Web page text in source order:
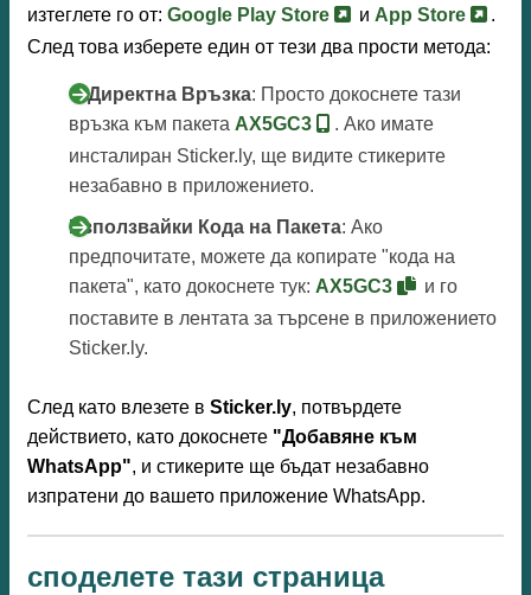
изтеглете го от: Google Play Store и App Store
.
След това изберете един от тези два прости метода:
С Директна Връзка: Просто докоснете тази
връзка към пакета AX5GC3
. Ако имате
инсталиран Sticker.ly, ще видите стикерите
незабавно в приложението.
Използвайки Кода на Пакета: Ако
предпочитате, можете да копирате "кода на
пакета", като докоснете тук: AX5GC3
и го
поставите в лентата за търсене в приложението
Sticker.ly.
След като влезете в Sticker.ly, потвърдете
действието, като докоснете "Добавяне към
WhatsApp", и стикерите ще бъдат незабавно
изпратени до вашето приложение WhatsApp.
споделете тази страница